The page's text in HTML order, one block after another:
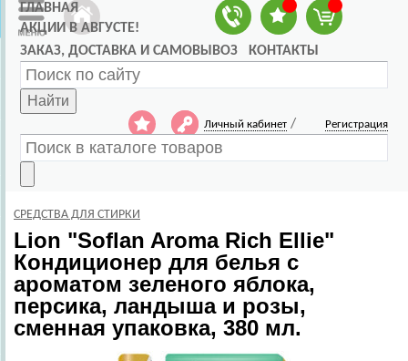
ГЛАВНАЯ
АКЦИИ В АВГУСТЕ!
ЗАКАЗ, ДОСТАВКА И САМОВЫВОЗ
КОНТАКТЫ
Найти
Личный кабинет / Регистрация
СРЕДСТВА ДЛЯ СТИРКИ
Lion "Soflan Aroma Rich Ellie"
Кондиционер для белья с
ароматом зеленого яблока,
персика, ландыша и розы,
сменная упаковка, 380 мл.